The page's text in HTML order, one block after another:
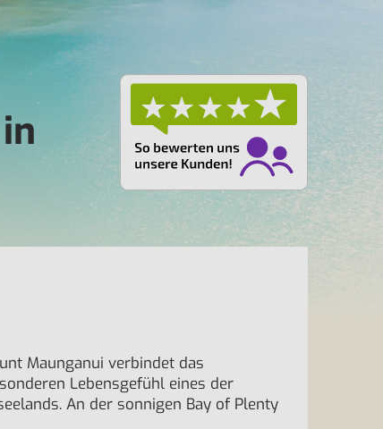
Maunganui verbindet das
Lebensgefühl eines der
An der sonnigen Bay of Plenty